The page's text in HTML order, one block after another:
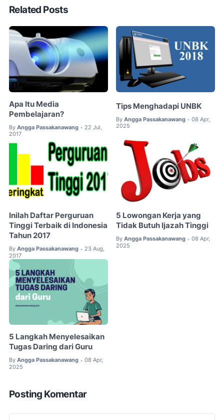
Related Posts
Apa Itu Media
Pembelajaran?
By Angga Passakanawang • 22 Jul,
2017
Tips Menghadapi UNBK
By Angga Passakanawang • 08 Apr,
2025
Inilah Daftar Perguruan
Tinggi Terbaik di Indonesia
Tahun 2017
By Angga Passakanawang • 23 Aug,
2017
5 Lowongan Kerja yang
Tidak Butuh Ijazah Tinggi
By Angga Passakanawang • 08 Apr,
2025
5 Langkah Menyelesaikan
Tugas Daring dari Guru
By Angga Passakanawang • 08 Apr,
2025
Posting Komentar